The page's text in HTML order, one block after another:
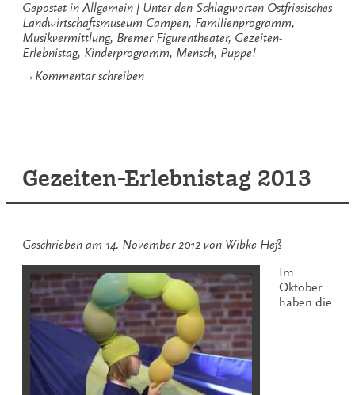
Gepostet in Allgemein Unter den Schlagworten Ostfriesisches
Landwirtschaftsmuseum Campen, Familienprogramm,
Musikvermittlung, Bremer Figurentheater, Gezeiten-
Erlebnistag, Kinderprogramm, Mensch, Puppe!
→ Kommentar schreibenzu
Gezeiten-Erlebnistag 2013
Geschrieben am 14. November 2012 von Wibke Heß
Im
Oktober
haben die